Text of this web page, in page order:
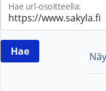
Hae url-osoitteella: